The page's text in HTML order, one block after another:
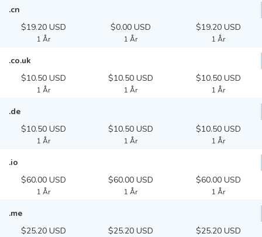
.cn
$19.20 USD
1 År
$0.00 USD
1 År
$19.20 USD
1 År
.co.uk
$10.50 USD
1 År
$10.50 USD
1 År
$10.50 USD
1 År
.de
$10.50 USD
1 År
$10.50 USD
1 År
$10.50 USD
1 År
.io
$60.00 USD
1 År
$60.00 USD
1 År
$60.00 USD
1 År
.me
$25.20 USD
$25.20 USD $25.20 USD